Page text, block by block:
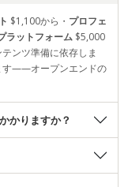
$1,100から・ プロフェ
ラットフォーム $5,000
ンツ準備に依存しま
す——オープンエンドの
かりますか？